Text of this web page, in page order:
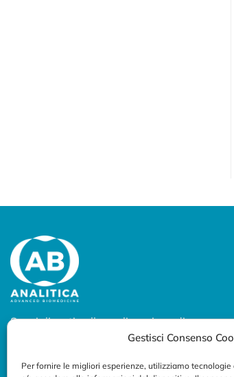
Gestisci Consenso
Per fornire le migliori esperienze, utilizziamo
Specializzati nella realizzazione di
soluzioni diagnostiche per uso